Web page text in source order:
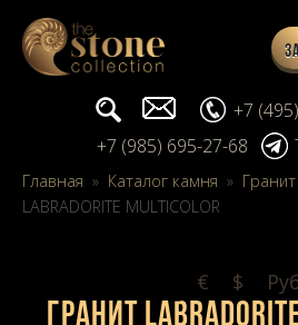
Поиск... info@stone-
+7
+7 (985) 695-27-68
Главная » Каталог камня » Гранит
LABRADORITE MULTICOLOR
€ $
Гранит